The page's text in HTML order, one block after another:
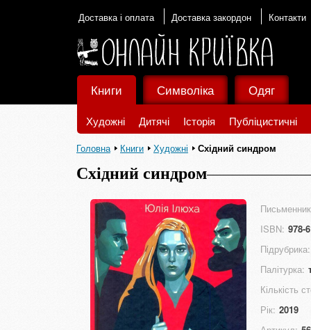
Доставка і оплата Доставка закордон Контакти
Книги
Художні Дитячі Історія Публіцистичні
Символіка Одяг
Головна Книги Художні Східний синдром
Східний синдром
ISBN: 978-
Підрубрика:
Палітурка:
Кількість
Рік: 2019